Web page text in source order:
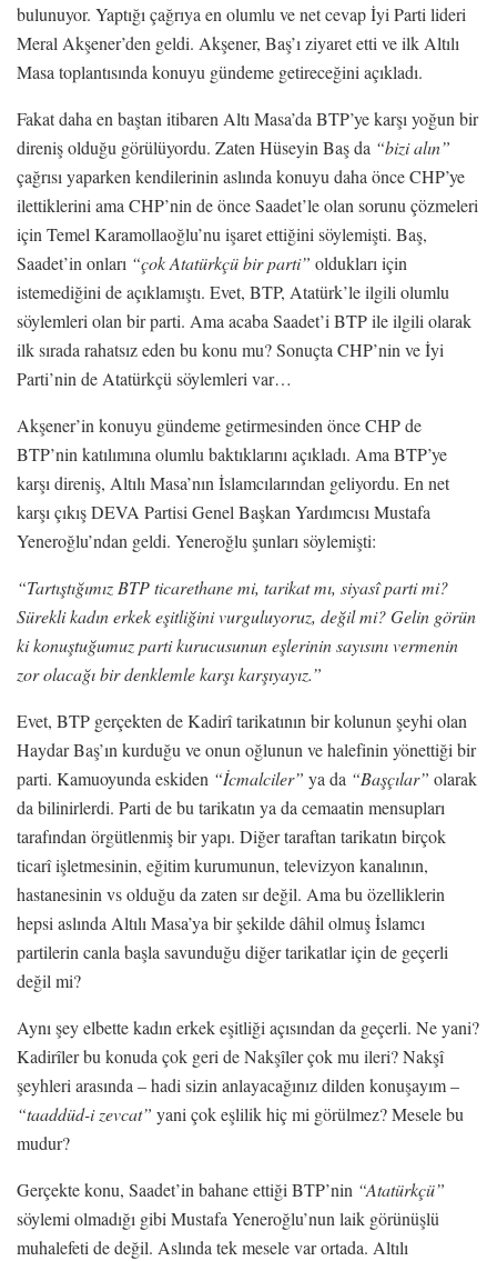
bulunuyor. Yaptığı çağrıya en olumlu ve net cevap İyi Parti lideri
Meral Akşener’den geldi. Akşener, Baş’ı ziyaret etti ve ilk Altılı
Masa toplantısında konuyu gündeme getireceğini açıkladı.
Fakat daha en baştan itibaren Altı Masa’da BTP’ye karşı yoğun bir
direniş olduğu görülüyordu. Zaten Hüseyin Baş da “bizi alın”
çağrısı yaparken kendilerinin aslında konuyu daha önce CHP’ye
ilettiklerini ama CHP’nin de önce Saadet’le olan sorunu çözmeleri
için Temel Karamollaoğlu’nu işaret ettiğini söylemişti. Baş,
Saadet’in onları “çok Atatürkçü bir parti” oldukları için
istemediğini de açıklamıştı. Evet, BTP, Atatürk’le ilgili olumlu
söylemleri olan bir parti. Ama acaba Saadet’i BTP ile ilgili olarak
ilk sırada rahatsız eden bu konu mu? Sonuçta CHP’nin ve İyi
Parti’nin de Atatürkçü söylemleri var…
Akşener’in konuyu gündeme getirmesinden önce CHP de
BTP’nin katılımına olumlu baktıklarını açıkladı. Ama BTP’ye
karşı direniş, Altılı Masa’nın İslamcılarından geliyordu. En net
karşı çıkış DEVA Partisi Genel Başkan Yardımcısı Mustafa
Yeneroğlu’ndan geldi. Yeneroğlu şunları söylemişti:
“Tartıştığımız BTP ticarethane mi, tarikat mı, siyasî parti mi?
Sürekli kadın erkek eşitliğini vurguluyoruz, değil mi? Gelin görün
ki konuştuğumuz parti kurucusunun eşlerinin sayısını vermenin
zor olacağı bir denklemle karşı karşıyayız.”
Evet, BTP gerçekten de Kadirî tarikatının bir kolunun şeyhi olan
Haydar Baş’ın kurduğu ve onun oğlunun ve halefinin yönettiği bir
parti. Kamuoyunda eskiden “İcmalciler” ya da “Başçılar” olarak
da bilinirlerdi. Parti de bu tarikatın ya da cemaatin mensupları
tarafından örgütlenmiş bir yapı. Diğer taraftan tarikatın birçok
ticarî işletmesinin, eğitim kurumunun, televizyon kanalının,
hastanesinin vs olduğu da zaten sır değil. Ama bu özelliklerin
hepsi aslında Altılı Masa’ya bir şekilde dâhil olmuş İslamcı
partilerin canla başla savunduğu diğer tarikatlar için de geçerli
değil mi?
Aynı şey elbette kadın erkek eşitliği açısından da geçerli. Ne yani?
Kadirîler bu konuda çok geri de Nakşîler çok mu ileri? Nakşî
şeyhleri arasında – hadi sizin anlayacağınız dilden konuşayım –
“taaddüd-i zevcat” yani çok eşlilik hiç mi görülmez? Mesele bu
mudur?
Gerçekte konu, Saadet’in bahane ettiği BTP’nin “Atatürkçü”
söylemi olmadığı gibi Mustafa Yeneroğlu’nun laik görünüşlü
muhalefeti de değil. Aslında tek mesele var ortada. Altılı